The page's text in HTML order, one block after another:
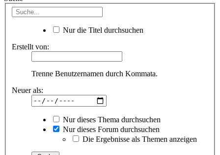
Nur die Titel durchsuchen
Erstellt von:
Trenne Benutzernamen durch Kommata.
Neuer als:
Nur dieses Thema durchsuchen
Nur dieses Forum durchsuchen
Die Ergebnisse als Themen anzeigen